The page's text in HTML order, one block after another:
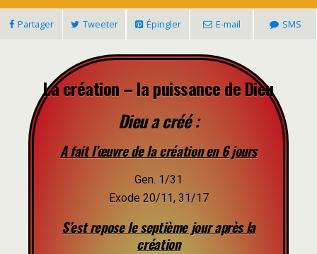
Partager Tweeter Épingler E-mail SMS
La création – la puissance de Dieu
Dieu a créé :
A fait l’œuvre de la création en 6 jours
Gen. 1/31
Exode 20/11, 31/17
S’est repose le septième jour après la
création